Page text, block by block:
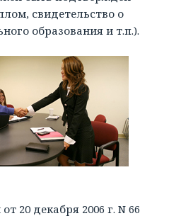
свидетельство о
образования и т.п.).
20 декабря 2006 г. N 66